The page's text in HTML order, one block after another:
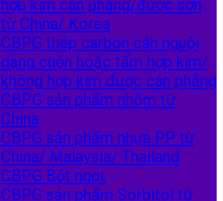
hợp kim cán phẳng/được sơn
từ China/ Korea
CBPG thép carbon cán nguội
dạng cuộn hoặc tấm hợp kim/
không hợp kim được cán phẳng
CBPG sản phẩm nhôm từ
China
CBPG sản phẩm nhựa PP từ
China/ Malaysia/ Thailand
CBPG Bột ngọt
CBPG sản phẩm Sorbitol từ